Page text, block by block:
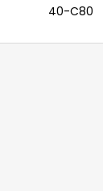
40-C80